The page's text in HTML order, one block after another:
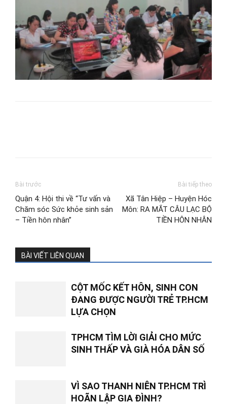
Bài trước
Quận 4: Hội thi về “Tư vấn và
Chăm sóc Sức khỏe sinh sản
– Tiền hôn nhân”
Bài tiếp theo
Xã Tân Hiệp – Huyện Hóc
Môn: RA MẮT CÂU LẠC BỘ
TIỀN HÔN NHÂN
BÀI VIẾT LIÊN QUAN
CỘT MỐC KẾT HÔN, SINH CON
ĐANG ĐƯỢC NGƯỜI TRẺ TP.HCM
LỰA CHỌN
TPHCM TÌM LỜI GIẢI CHO MỨC
SINH THẤP VÀ GIÀ HÓA DÂN SỐ
VÌ SAO THANH NIÊN TP.HCM TRÌ
HOÃN LẬP GIA ĐÌNH?